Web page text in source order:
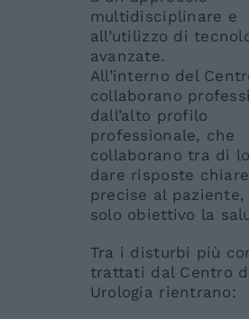
multidisciplinare e
all’utilizzo di
avanzate.
All’interno del
collaborano
dall’alto profilo
professionale, che
collaborano tra di
dare risposte
precise al paziente,
solo obiettivo la
Tra i disturbi più
trattati dal Centro
Urologia rientrano: